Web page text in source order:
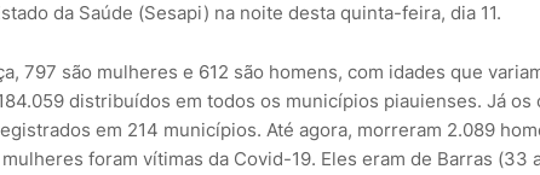
da Saúde (Sesapi) na noite desta quinta-feira, dia 11.
797 são mulheres e 612 são homens, com idades que
distribuídos em todos os municípios piauienses. Já os
em 214 municípios. Até agora, morreram 2.089
foram vítimas da Covid-19. Eles eram de Barras (33